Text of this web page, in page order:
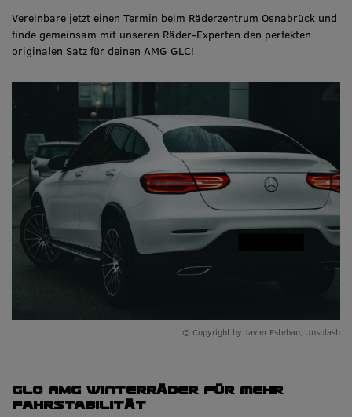
Vereinbare jetzt einen Termin beim Räderzentrum Osnabrück und
finde gemeinsam mit unseren Räder-Experten den perfekten
originalen Satz für deinen AMG GLC!
© Copyright by Javier Esteban, Unsplash
GLC AMG Winterräder für mehr
Fahrstabilität